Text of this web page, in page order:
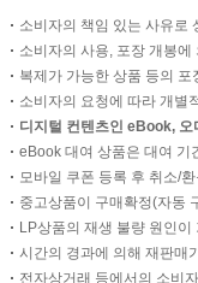
소비자의 책임 있는 사유로
소비자의 사용, 포장 개봉
복제가 가능한 상품 등의
소비자의 요청에 따라 개별
디지털 컨텐츠인 eBook,
eBook 대여 상품은 대여 기
모바일 쿠폰 등록 후 취소/
중고상품이 구매확정(자동
LP상품의 재생 불량 원인
시간의 경과에 의해 재판매
전자상거래 등에서의 소비